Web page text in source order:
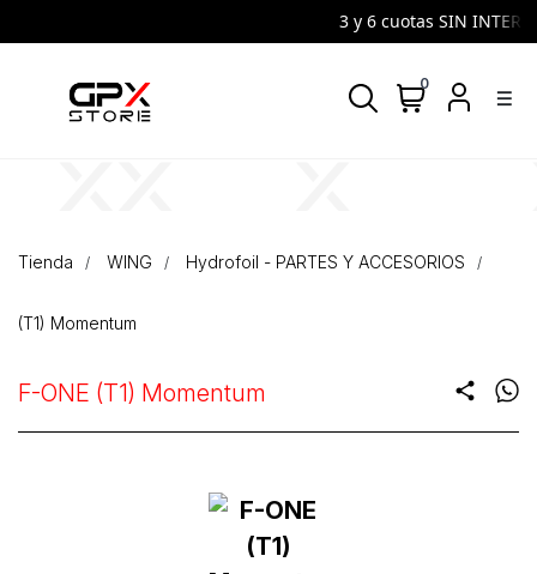
3 y 6 cuotas SIN
density_medium
0
Tienda WING Hydrofoil - PARTES Y ACCESORIOS
(T1) Momentum
F-ONE (T1) Momentum share